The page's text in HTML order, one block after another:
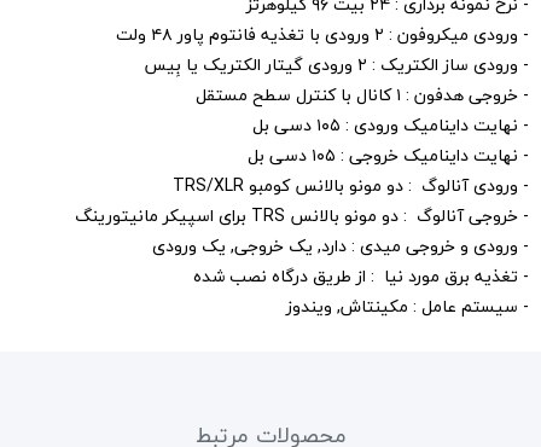
- ورودی میکروفون : ۲ ورودی با تغذیه فانتوم پاور ۴۸ ولت
- ورودی ساز الکتریک : ۲ ورودی گیتار الکتریک یا بِیس
- خروجی هدفون : ۱ کانال با کنترل سطح مستقل
- نهایت داینامیک ورودی : ۱۰۵ دسی بل
- نهایت داینامیک خروجی : ۱۰۵ دسی بل
- ورودی آنالوگ : دو مونو بالانس کومبو TRS/XLR
- خروجی آنالوگ : دو مونو بالانس TRS برای اسپیکر مانیتورینگ
- ورودی و خروجی میدی : دارد, یک خروجی, یک ورودی
- تغذیه برق مورد نیا : از طریق درگاه نصب شده
- سیستم عامل : مکینتاش, ویندوز
محصولات مرتبط